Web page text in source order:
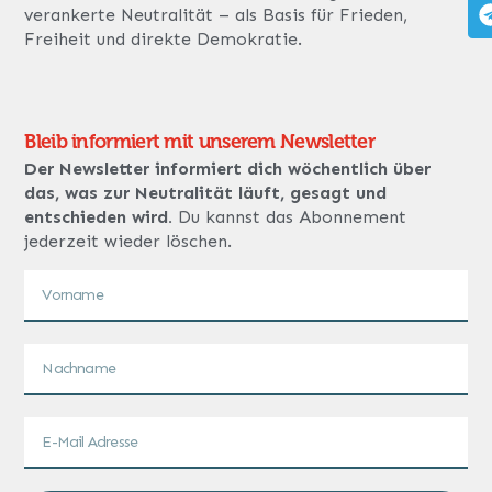
verankerte Neutralität – als Basis für Frieden,
Freiheit und direkte Demokratie.
Bleib informiert mit unserem Newsletter
Der Newsletter informiert dich wöchentlich über
das, was zur Neutralität läuft, gesagt und
entschieden wird. Du kannst das Abonnement
jederzeit wieder löschen.